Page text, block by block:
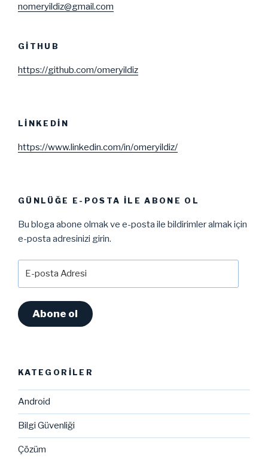
nomeryildiz@gmail.com
GITHUB
https://github.com/omeryildiz
LINKEDIN
https://www.linkedin.com/in/omeryildiz/
GÜNLÜĞE E-POSTA ILE ABONE OL
Bu bloga abone olmak ve e-posta ile bildirimler almak için
e-posta adresinizi girin.
posta
Abone ol
KATEGORILER
Android
Bilgi Güvenliği
Çözüm